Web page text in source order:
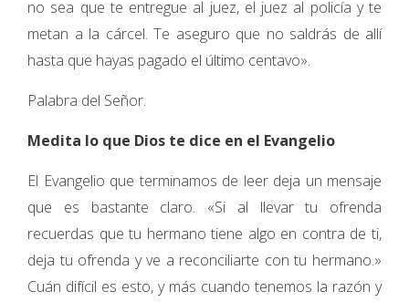
no sea que te entregue al juez, el juez al policía y te
metan a la cárcel. Te aseguro que no saldrás de allí
hasta que hayas pagado el último centavo».
Palabra del Señor.
Medita lo que Dios te dice en el Evangelio
El Evangelio que terminamos de leer deja un mensaje
que es bastante claro. «Si al llevar tu ofrenda
recuerdas que tu hermano tiene algo en contra de ti,
deja tu ofrenda y ve a reconciliarte con tu hermano.»
Cuán difícil es esto, y más cuando tenemos la razón y